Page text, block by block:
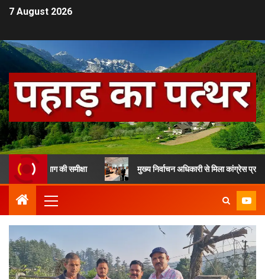
7 August 2026
विभाग की समीक्षा मुख्य निर्वाचन अधिकारी से मिला कांग्रेस प्रतिनिधिमंडल,